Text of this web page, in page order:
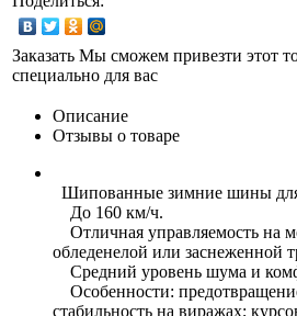
Заказать Мы сможем привезти этот
специально для вас
Описание
Отзывы о товаре
Шипованные зимние шины
До 160 км/ч.
Отличная управляемость на
обледенелой или заснеженной
Средний уровень шума и
Особенности:
стабильность на виражах;